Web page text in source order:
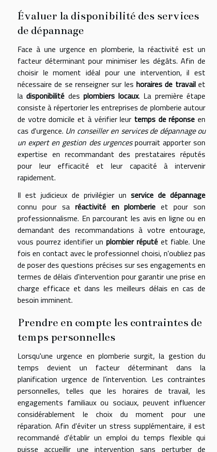
Évaluer la disponibilité des services
de dépannage
Face à une urgence en plomberie, la réactivité est un
facteur déterminant pour minimiser les dégâts. Afin de
choisir le moment idéal pour une intervention, il est
nécessaire de se renseigner sur les horaires de travailet
ladisponibilité des plombiers locaux. La première étape
consiste à répertorier les entreprises de plomberie autour
de votre domicile et à vérifier leur temps de réponse en
cas d'urgence. Un conseiller en services de dépannage ou
un expert en gestion des urgencespourrait apporter son
expertise en recommandant des prestataires réputés
pour leur efficacité et leur capacité à intervenir
rapidement.
Il est judicieux de privilégier un service de dépannage
connu pour sa réactivité en plomberie et pour son
professionnalisme. En parcourant les avis en ligne ou en
demandant des recommandations à votre entourage,
vous pourrez identifier un plombier réputéet fiable. Une
fois en contact avec le professionnel choisi, n'oubliez pas
de poser des questions précises sur ses engagements en
termes de délais d'intervention pour garantir une prise en
charge efficace et dans les meilleurs délais en cas de
besoin imminent.
Prendre en compte les contraintes de
temps personnelles
Lorsqu'une urgence en plomberie surgit, la gestion du
temps devient un facteur déterminant dans la
planification urgence de l'intervention. Les contraintes
personnelles, telles que les horaires de travail, les
engagements familiaux ou sociaux, peuvent influencer
considérablement le choix du moment pour une
réparation. Afin d'éviter un stress supplémentaire, il est
recommandé d'établir un emploi du temps flexible qui
puisse accueillir une intervention sans perturber de